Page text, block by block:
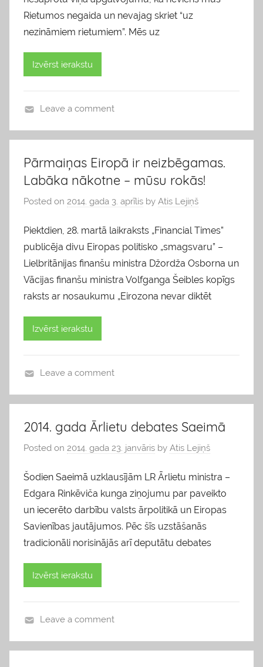
Rietumos negaida un nevajag skriet “uz
nezināmiem rietumiem”. Mēs uz
Izvērst ierakstu
l
g
s
Leave a comment
Pārmaiņas Eiropā ir neizbēgamas.
Labāka nākotne – mūsu rokās!
Posted on 2014. gada 3. aprīlis by Atis Lejiņš
Piektdien, 28. martā laikraksts „Financial Times”
publicēja divu Eiropas politisko „smagsvaru” –
Lielbritānijas finanšu ministra Džordža Osborna un
Vācijas finanšu ministra Volfganga Šeibles kopīgs
raksts ar nosaukumu „Eirozona nevar diktēt
Izvērst ierakstu
l
g
s
Leave a comment
2014. gada Ārlietu debates Saeimā
Posted on 2014. gada 23. janvāris by Atis Lejiņš
Šodien Saeimā uzklausījām LR Ārlietu ministra –
Edgara Rinkēviča kunga ziņojumu par paveikto
un iecerēto darbību valsts ārpolitikā un Eiropas
Savienības jautājumos. Pēc šīs uzstāšanās
tradicionāli norisinājās arī deputātu debates
Izvērst ierakstu
l
Leave a comment